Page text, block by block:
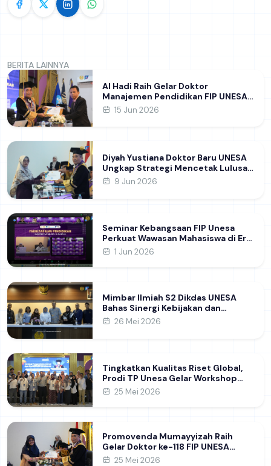
BERITA LAINNYA
Al Hadi Raih Gelar Doktor
Manajemen Pendidikan FIP UNESA
melalui Riset Pembentukan
15 Jun 2026
Diyah Yustiana Doktor Baru UNESA
Ungkap Strategi Mencetak Lulusan
SMK yang Siap Hadapi Dunia Kerja
9 Jun 2026
Seminar Kebangsaan FIP Unesa
Perkuat Wawasan Mahasiswa di Era
Geopolitik Global&nbsp;
1 Jun 2026
Mimbar Ilmiah S2 Dikdas UNESA
Bahas Sinergi Kebijakan dan
Pendidikan
26 Mei 2026
Tingkatkan Kualitas Riset Global,
Prodi TP Unesa Gelar Workshop
Strategi Pengelolaan Jurnal dan
25 Mei 2026
Promovenda Mumayyizah Raih
Gelar Doktor ke-118 FIP UNESA
melalui Kajian Kepemimpinan
25 Mei 2026